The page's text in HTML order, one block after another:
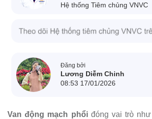
Hệ thống Tiêm chủng VNVC
Đăng bởi
Lương Diễm Chinh
08:53 17/01/2026
Van động mạch phổiđóng vai trò như